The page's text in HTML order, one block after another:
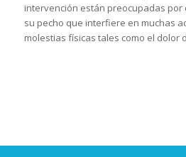
intervención están preocupadas por
su pecho que interfiere en muchas
molestias físicas tales como el dolor